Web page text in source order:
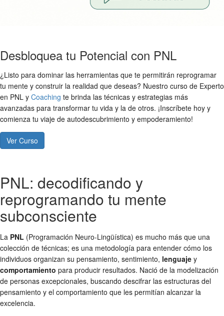
Desbloquea tu Potencial con PNL
¿Listo para dominar las herramientas que te permitirán reprogramar
tu mente y construir la realidad que deseas? Nuestro curso de Experto
en PNL y Coaching te brinda las técnicas y estrategias más
avanzadas para transformar tu vida y la de otros. ¡Inscríbete hoy y
comienza tu viaje de autodescubrimiento y empoderamiento!
Ver Curso
PNL: decodificando y
reprogramando tu mente
subconsciente
La PNL (Programación Neuro-Lingüística) es mucho más que una
colección de técnicas; es una metodología para entender cómo los
individuos organizan su pensamiento, sentimiento, lenguaje y
comportamiento para producir resultados. Nació de la modelización
de personas excepcionales, buscando descifrar las estructuras del
pensamiento y el comportamiento que les permitían alcanzar la
excelencia.